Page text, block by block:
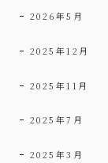
2026年5月
2025年12月
2025年11月
2025年7月
2025年3月